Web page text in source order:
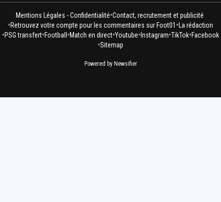
Mentions Légales - Confidentialité•Contact, recrutement et publicité
•Retrouvez votre compte pour les commentaires sur Foot01 • La rédaction
•PSG transfert•Football •Match en direct•Youtube• Instagram•TikTok•Facebook
•Sitemap
Powered by Newsifier